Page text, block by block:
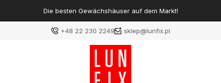
Die besten Gewächshäuser auf dem Markt!
+48 22 230 2249 sklep@lunfix.pl